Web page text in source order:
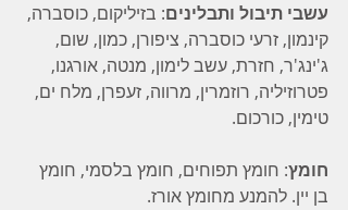
עשבי תיבול ותבלינים: בזיליקום, כוסברה,
קינמון, זרעי כוסברה, ציפורן, כמון, שום,
ג'ינג'ר, חזרת, עשב לימון, מנטה, אורגנו,
פטרוזיליה, רוזמרין, מרווה, זעפרן, מלח ים,
טימין, כורכום.
חומץ: חומץ תפוחים, חומץ בלסמי, חומץ
בן יין. להמנע מחומץ אורז.